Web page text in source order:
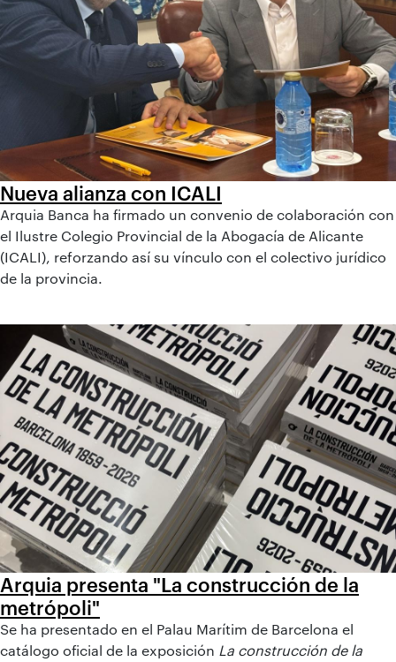
Nueva alianza con ICALI
Arquia Banca ha firmado un convenio de colaboración con
el Ilustre Colegio Provincial de la Abogacía de Alicante
(ICALI), reforzando así su vínculo con el colectivo jurídico
de la provincia.
Arquia presenta "La construcción de la
metrópoli"
Se ha presentado en el Palau Marítim de Barcelona el
catálogo oficial de la exposición La construcción de la